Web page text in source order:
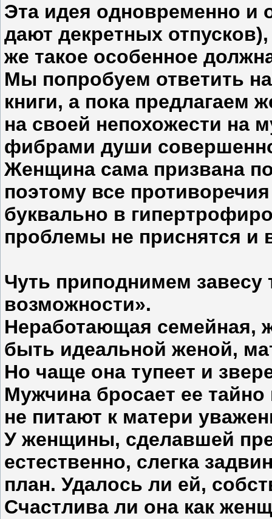
Эта идея одновременно и
дают декретных
же такое особенное
Мы попробуем ответить
книги, а пока предлагаем
на своей непохожести на
фибрами души
Женщина сама призвана
поэтому все
буквально в
проблемы не приснятся и
Чуть приподнимем
возможности».
Неработающая семейная,
быть идеальной женой,
Но чаще она тупеет и
Мужчина бросает ее
не питают к матери
У женщины, сделавшей
естественно, слегка
план. Удалось ли ей,
Счастлива ли она как